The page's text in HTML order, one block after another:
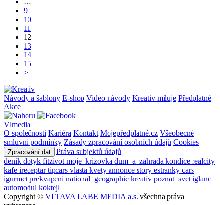
…
9
10
11
12
13
14
15
>
Návody a šablony E-shop Video návody Kreativ miluje Předplatné
Akce
Vlmedia
O společnosti Kariéra Kontakt Mojepředplatné.cz Všeobecné
smluvní podmínky Zásady zpracování osobních údajů Cookies
Zpracování dat
Práva subjektů údajů
denik dotyk fitzivot moje_krizovka dum_a_zahrada kondice realcity
kafe ireceptartipcars vlasta kvety annonce story estranky cars
igurmet prekvapeni national_geographic kreativ poznat_svet iglanc
automodul koktejl
Copyright © VLTAVA LABE MEDIA a.s. všechna práva